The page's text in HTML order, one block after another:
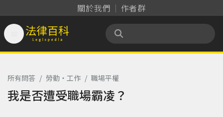
關於我們 作者群
法律百科 Legispedia
所有問答 / 勞動‧工作 / 職場平權
我是否遭受職場霸凌？